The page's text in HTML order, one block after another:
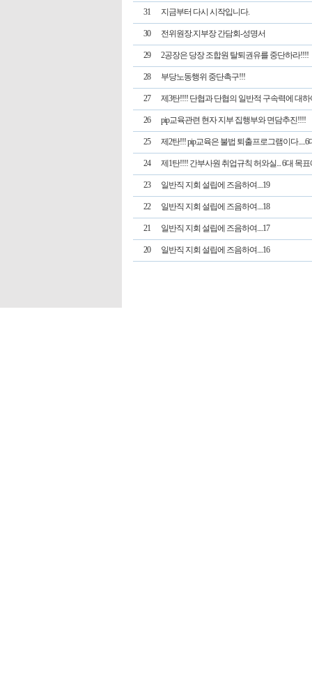
31 지금부터 다시 시작입니다.
30 전위원장.지부장 간담회-성명서
29 2공장은 당장 조합원 탈퇴권유를 중단하라!!!!
28 부당노동행위 중단촉구!!!
27 제3탄!!!! 단협과 단협의 일반적 구속력에 대하
26 pip교육관련 현자 지부 집행부와 면담추진!!!!
25 제2탄!!! pip교육은 불법 퇴출프로그램이다
24 제1탄!!!! 간부사원 취업규칙 허와실... 6대 목
23 일반직 지회 설립에 즈음하여....19
22 일반직 지회 설립에 즈음하여....18
21 일반직 지회 설립에 즈음하여....17
20 일반직 지회 설립에 즈음하여....16